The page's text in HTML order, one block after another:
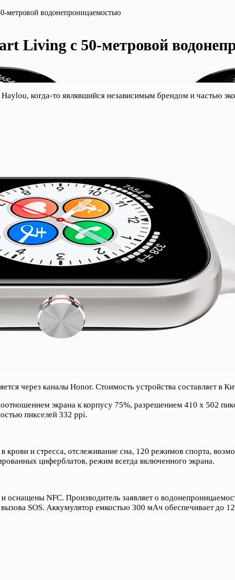
метровой водонепроницаемостью
Living с 50-метровой
когда-то являвшийся независимым брендом и частью
через каналы Honor. Стоимость устройства составляет в
экрана к корпусу 75%, разрешением 410 x 502
пикселей 332 ppi.
и стресса, отслеживание сна, 120 режимов спорта,
циферблатов, режим всегда включенного экрана.
NFC. Производитель заявляет о
SOS. Аккумулятор емкостью 300 мАч обеспечивает до